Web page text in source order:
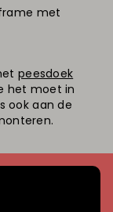
met
peesdoek
het moet in
ook aan de